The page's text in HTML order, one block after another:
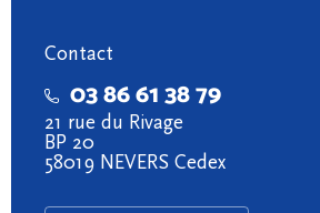
Contact
03 86 61 38 79
21 rue du Rivage
BP 20
58019 NEVERS Cedex